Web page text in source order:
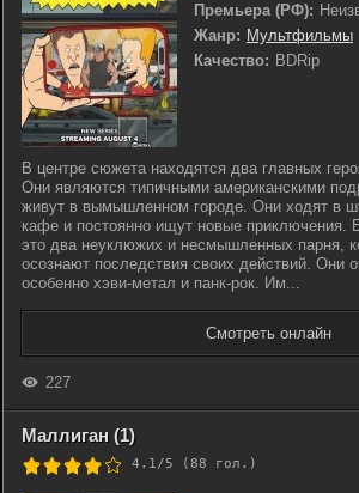
Премьера (РФ):
Жанр: Мультфильмы
Качество: BDRip
В центре сюжета находятся два главных
Они являются типичными американскими
живут в вымышленном городе. Они ходят в
кафе и постоянно ищут новые
это два неуклюжих и несмышленных парня,
осознают последствия своих действий. Они
особенно хэви-метал и панк-рок. Им...
Смотреть онлайн
227
Маллиган (1)
4.1/5 (88 гол.)